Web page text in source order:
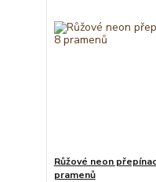
Růžové neon
pramenů